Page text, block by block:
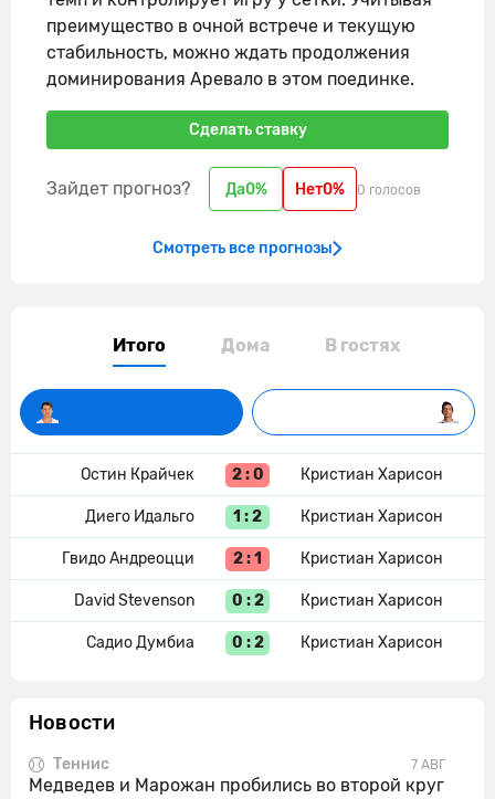
преимущество в очной встрече и текущую
стабильность, можно ждать продолжения
доминирования Аревало в этом поединке.
Сделать ставку
Зайдет прогноз? Да0% Нет0% 0 голосов
Смотреть все прогнозы
Итого Дома В гостях
Остин Крайчек 2 : 0 Кристиан Харисон
Диего Идальго 1 : 2 Кристиан Харисон
Гвидо Андреоцци 2 : 1 Кристиан Харисон
David Stevenson 0 : 2 Кристиан Харисон
Садио Думбиа 0 : 2 Кристиан Харисон
Новости
7 АВГ
Теннис
Медведев и Марожан пробились во второй круг